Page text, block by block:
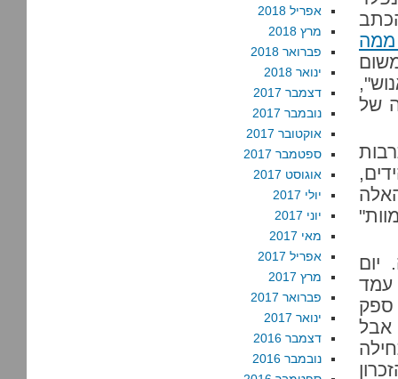
ממה
של
יום
עמד
ספק
אבל
אפריל 2018
מרץ 2018
פברואר 2018
ינואר 2018
דצמבר 2017
נובמבר 2017
אוקטובר 2017
ספטמבר 2017
אוגוסט 2017
יולי 2017
יוני 2017
מאי 2017
אפריל 2017
מרץ 2017
פברואר 2017
ינואר 2017
דצמבר 2016
נובמבר 2016